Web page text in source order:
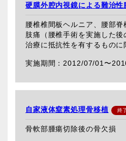
硬膜外腔内視鏡による難治性
腰椎椎間板ヘルニア、腰部
肢痛（腰椎手術を実施した
治療に抵抗性を有するものに
2012/07/01〜
自家液体窒素処理骨移植
骨軟部腫瘍切除後の骨欠損